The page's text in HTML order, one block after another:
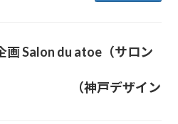
画 Salon du atoe（サロン
ザイン